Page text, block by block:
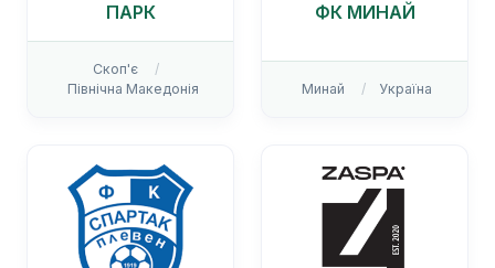
ПАРК
Скоп'є
Північна Македонія
ФК МИНАЙ
Минай Україна